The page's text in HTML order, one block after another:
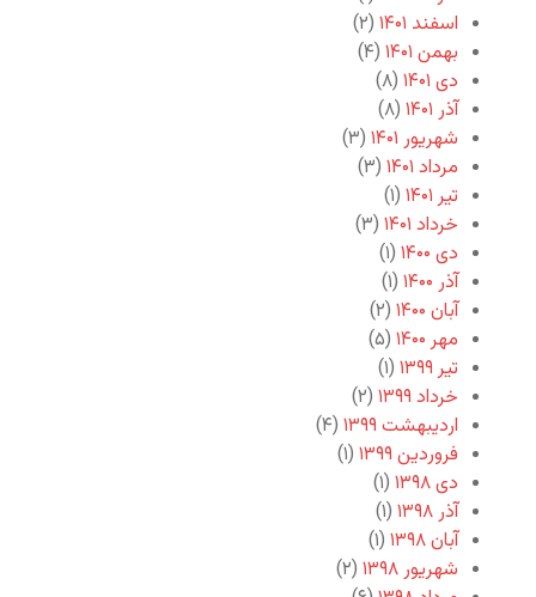
اسفند ۱۴۰۱
(۲)
بهمن ۱۴۰۱
(۴)
دی ۱۴۰۱
(۸)
آذر ۱۴۰۱
(۸)
شهریور ۱۴۰۱
(۳)
مرداد ۱۴۰۱
(۳)
تیر ۱۴۰۱
(۱)
خرداد ۱۴۰۱
(۳)
دی ۱۴۰۰
(۱)
آذر ۱۴۰۰
(۱)
آبان ۱۴۰۰
(۲)
مهر ۱۴۰۰
(۵)
تیر ۱۳۹۹
(۱)
خرداد ۱۳۹۹
(۲)
اردیبهشت ۱۳۹۹
(۴)
فروردین ۱۳۹۹
(۱)
دی ۱۳۹۸
(۱)
آذر ۱۳۹۸
(۱)
آبان ۱۳۹۸
(۱)
شهریور ۱۳۹۸
(۲)